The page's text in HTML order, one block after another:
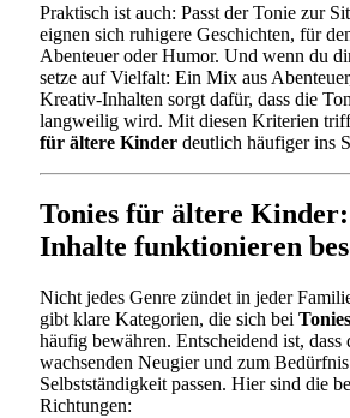
Praktisch ist auch: Passt der Tonie zur
eignen sich ruhigere Geschichten, für
Abenteuer oder Humor. Und wenn du
setze auf Vielfalt: Ein Mix aus
Kreativ-Inhalten sorgt dafür, dass die
langweilig wird. Mit diesen Kriterien
für ältere Kinder deutlich häufiger ins
Tonies für ältere Kinder:
Inhalte funktionieren
Nicht jedes Genre zündet in jeder
gibt klare Kategorien, die sich bei
häufig bewähren. Entscheidend ist, dass
wachsenden Neugier und zum
Selbstständigkeit passen. Hier sind die
Richtungen: